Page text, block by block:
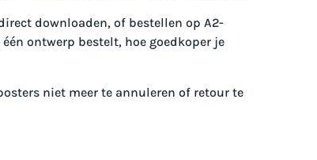
downloaden, of bestellen op A2-
ontwerp bestelt, hoe goedkoper je
niet meer te annuleren of retour te